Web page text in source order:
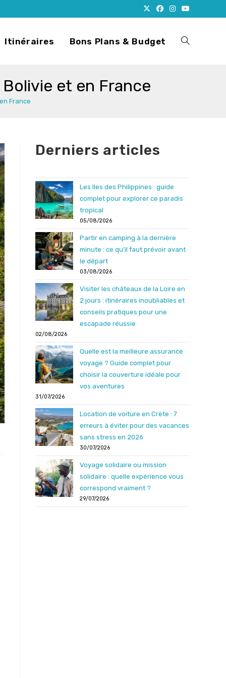
Itinéraires Bons Plans & Budget Toggle
et en France
France
Derniers articles
Les îles des Philippines : guide
complet pour explorer ce paradis
tropical
05/08/2026
Partir en camping à la dernière
minute : ce qu’il faut prévoir avant
le départ
03/08/2026
Visiter les châteaux de la Loire en
2 jours : itinéraires inoubliables et
conseils pratiques pour une
escapade réussie
02/08/2026
Quelle est la meilleure assurance
voyage ? Guide complet pour
choisir la couverture idéale pour
vos aventures
31/07/2026
Location de voiture en Crète : 7
erreurs à éviter pour des vacances
sans stress en 2026
30/07/2026
Voyage solidaire ou mission
solidaire : quelle expérience vous
correspond vraiment ?
29/07/2026